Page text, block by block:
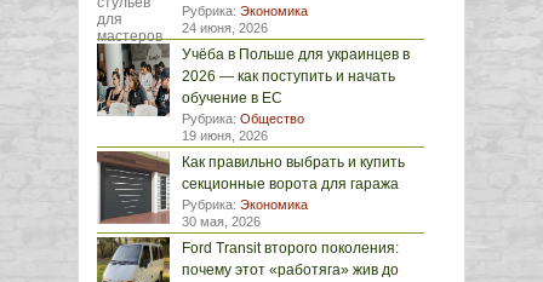
Рубрика: Экономика
24 июня, 2026
Учёба в Польше для украинцев в
2026 — как поступить и начать
обучение в ЕС
Рубрика: Общество
19 июня, 2026
Как правильно выбрать и купить
секционные ворота для гаража
Рубрика: Экономика
30 мая, 2026
Ford Transit второго поколения:
почему этот «работяга» жив до